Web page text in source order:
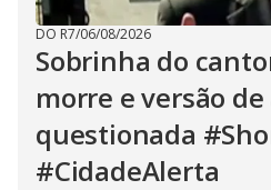
DO R7/06/08/2026
Sobrinha do
morre e versão
questionada
#CidadeAlerta